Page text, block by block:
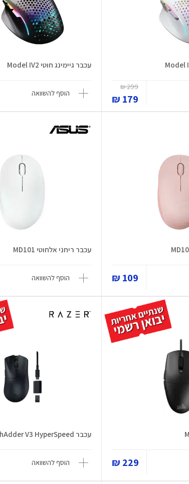
299 ₪
179 ₪
עכבר גיימינג חוטי Model IV2
הוסף להשוואה
109 ₪
עכבר ריחני אלחוטי MD101
הוסף להשוואה
229 ₪
עכבר DeathAdder V3 HyperSpeed
הוסף להשוואה